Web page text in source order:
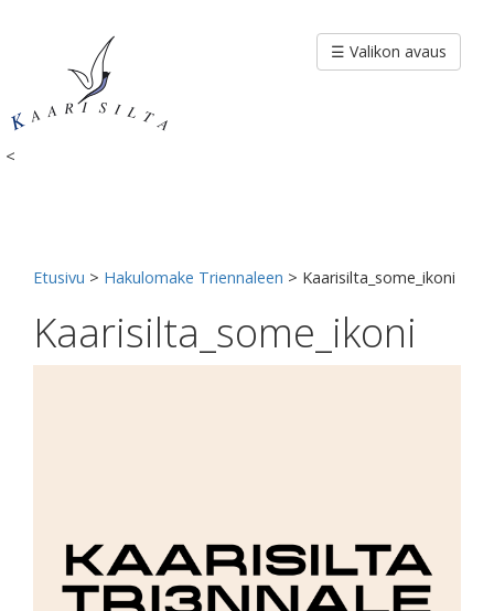
<
☰ Valikon avaus
Etusivu > Hakulomake Triennaleen > Kaarisilta_some_ikoni
Kaarisilta_some_ikoni